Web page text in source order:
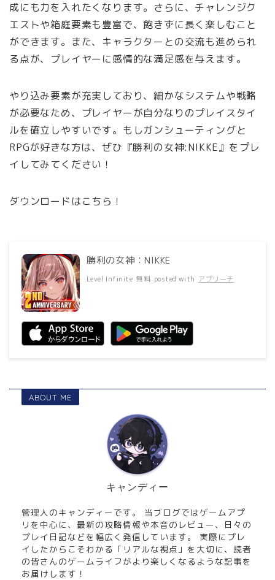
成にも力を入れたくなります。さらに、チャレンジク
エストや箱庭要素も豊富で、飽きずに長く楽しむこと
ができます。また、キャラクターとの交流も進められ
る点が、プレイヤーに感情的な満足感を与えます。
やり込み要素が充実しており、細かなシステムや戦略
が必要なため、プレイヤーが自分なりのプレイスタイ
ルを確立しやすいです。もしガンシューティングと
RPGが好きな方は、ぜひ『勝利の女神:NIKKE』をプレ
イしてみてください！
ダウンロードはこちら！
勝利の女神：NIKKE
Level Infinite 無料 posted with アプリーチ
ABOUT ME
キャンディー
管理人のキャンディーです。 当ブログではゲームアプ
リを中心に、最新の攻略情報や本音のレビュー、日々の
プレイ日記などを幅広く発信しています。 実際にプレ
イしたからこそわかる「リアルな視点」を大切に、読者
の皆さんのゲームライフがより楽しくなるような記事を
お届けします！